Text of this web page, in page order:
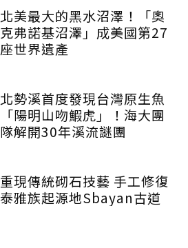
北美最大的黑水沼澤！「奧
克弗諾基沼澤」成美國第27
座世界遺產
北勢溪首度發現台灣原生魚
「陽明山吻鰕虎」！海大團
隊解開30年溪流謎團
重現傳統砌石技藝 手工修復
泰雅族起源地Sbayan古道